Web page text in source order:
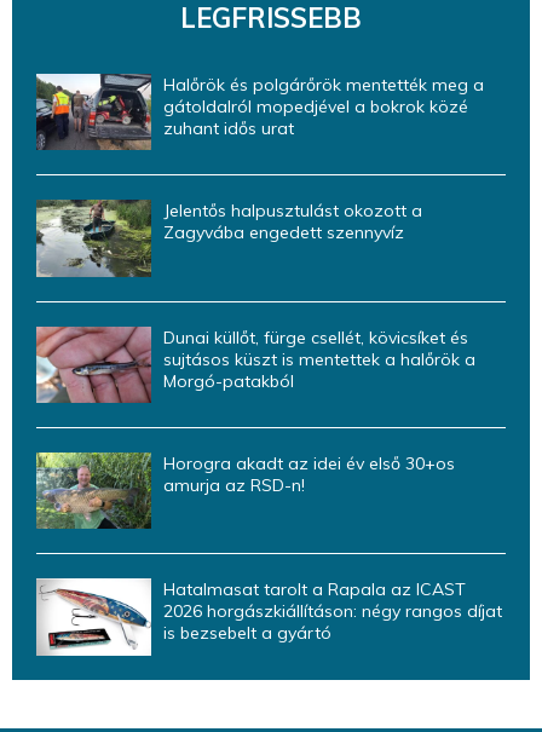
LEGFRISSEBB
Halőrök és polgárőrök mentették meg a
gátoldalról mopedjével a bokrok közé
zuhant idős urat
Jelentős halpusztulást okozott a
Zagyvába engedett szennyvíz
Dunai küllőt, fürge csellét, kövicsíket és
sujtásos küszt is mentettek a halőrök a
Morgó-patakból
Horogra akadt az idei év első 30+os
amurja az RSD-n!
Hatalmasat tarolt a Rapala az ICAST
2026 horgászkiállításon: négy rangos díjat
is bezsebelt a gyártó